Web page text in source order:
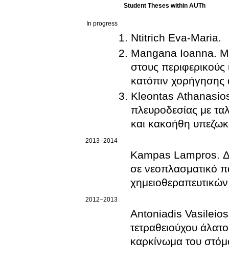
Student Theses within AUTh
In progress
Ntitrich Eva-Maria.
Mangana Ioanna.
στους
κατόπιν χορήγησης
Kleontas
πλευροδεσίας με
και κακοήθη
2013–2014
Kampas Lampros.
σε νεοπλασματικό
2012–2013
Antoniadis Vasileios.
τετραθειούχου
καρκίνωμα του